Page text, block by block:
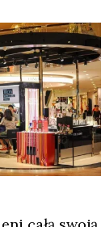
redukcje
zmian w
ciężar
cyfrowych i